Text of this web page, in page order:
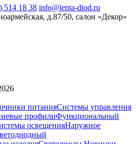
514 18 38 info@lenta-diod.ru
д.87/50, салон «Декор»
питанияСистемы управления
профилиФункциональный
освещенияНаружное